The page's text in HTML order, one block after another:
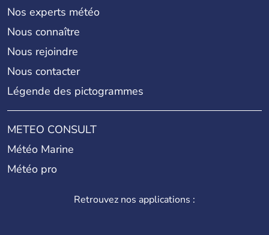
Nos experts météo
Nous connaître
Nous rejoindre
Nous contacter
Légende des pictogrammes
METEO CONSULT
Météo Marine
Météo pro
Retrouvez nos applications :